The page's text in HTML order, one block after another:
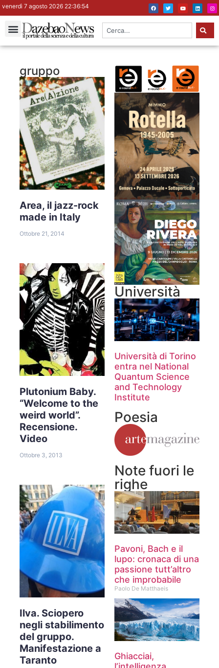
venerdì 7 agosto 2026 22:36:55
gruppo
Area, il jazz-rock
made in Italy
Ottobre 21, 2014
Plutonium Baby.
“Welcome to the
weird world”.
Recensione.
Video
Ottobre 3, 2013
Ilva. Sciopero
negli stabilimento
del gruppo.
Manifestazione a
Taranto
Università
Università di Torino
entra nel National
Quantum Science
and Technology
Institute
Poesia
Note fuori le
righe
Pavoni, Bach e il
lupo: cronaca di una
passione tutt’altro
che improbabile
Paolo De Matthaeis
Ghiacciai,